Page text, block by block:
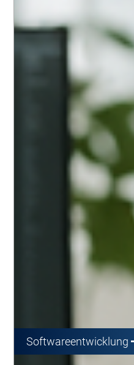
Softwareentwicklung